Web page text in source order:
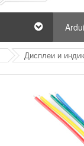
Дисплеи и